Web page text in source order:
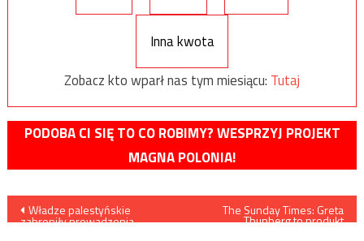
Inna kwota
Zobacz kto wparł nas tym miesiącu: Tutaj
PODOBA CI SIĘ TO CO ROBIMY? WESPRZYJ PROJEKT
MAGNA POLONIA!
Nawigacja
Władze palestyńskie
zabroniły prowadzenia
The Sunday Times: Greta
Thunberg to produkt